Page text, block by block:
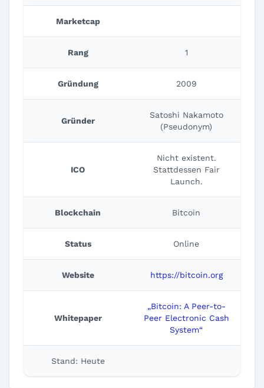
Marketcap
Rang 1
Gründung 2009
Gründer
Satoshi Nakamoto
(Pseudonym)
ICO
Nicht existent.
Stattdessen Fair
Launch.
Blockchain Bitcoin
Status Online
Website https://bitcoin.org
Whitepaper
„Bitcoin: A Peer-to-
Peer Electronic Cash
System“
Stand: Heute